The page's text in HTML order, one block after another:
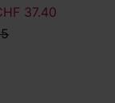
37.40